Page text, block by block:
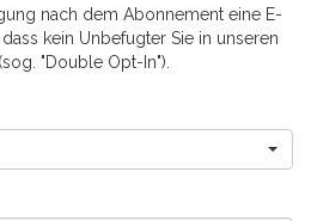
nach dem Abonnement eine E-
kein Unbefugter Sie in unseren
"Double Opt-In").